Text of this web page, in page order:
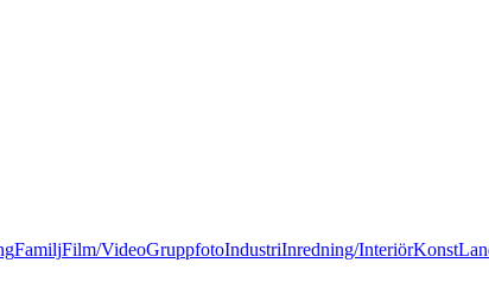
FamiljFilm/VideoGruppfotoIndustriInredning/InteriörKonst